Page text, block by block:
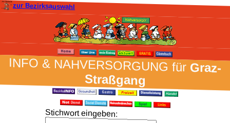
zur Bezirksauswahl
INFO & NAH­VER­SORG­UNG fürGraz-
Straßgang
Stich­wort ein­geben: